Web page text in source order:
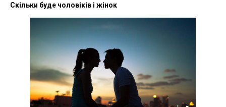
Скільки буде чоловіків і жінок